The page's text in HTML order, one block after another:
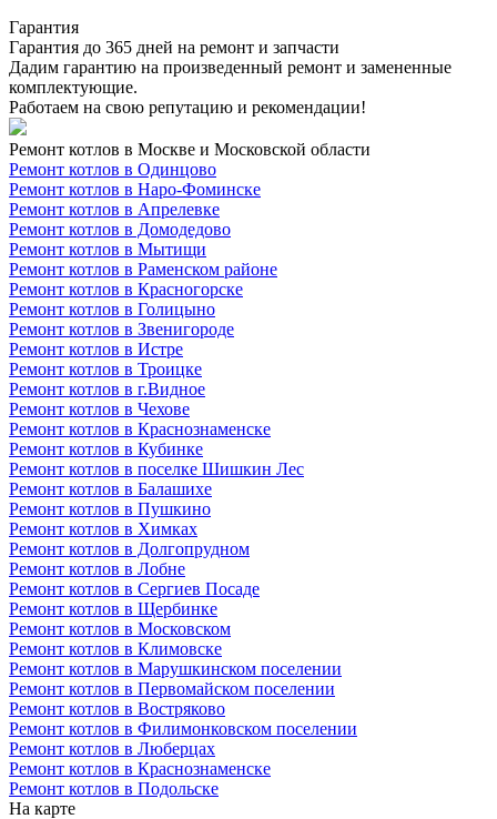
Гарантия
Гарантия до 365 дней на ремонт и запчасти
Дадим гарантию на произведенный ремонт и замененные
комплектующие.
Работаем на свою репутацию и рекомендации!
Ремонт котлов в Москве и Московской области
Ремонт котлов в Одинцово
Ремонт котлов в Наро-Фоминске
Ремонт котлов в Апрелевке
Ремонт котлов в Домодедово
Ремонт котлов в Мытищи
Ремонт котлов в Раменском районе
Ремонт котлов в Красногорске
Ремонт котлов в Голицыно
Ремонт котлов в Звенигороде
Ремонт котлов в Истре
Ремонт котлов в Троицке
Ремонт котлов в г.Видное
Ремонт котлов в Чехове
Ремонт котлов в Краснознаменске
Ремонт котлов в Кубинке
Ремонт котлов в поселке Шишкин Лес
Ремонт котлов в Балашихе
Ремонт котлов в Пушкино
Ремонт котлов в Химках
Ремонт котлов в Долгопрудном
Ремонт котлов в Лобне
Ремонт котлов в Сергиев Посаде
Ремонт котлов в Щербинке
Ремонт котлов в Московском
Ремонт котлов в Климовске
Ремонт котлов в Марушкинском поселении
Ремонт котлов в Первомайском поселении
Ремонт котлов в Востряково
Ремонт котлов в Филимонковском поселении
Ремонт котлов в Люберцах
Ремонт котлов в Краснознаменске
Ремонт котлов в Подольске
На карте